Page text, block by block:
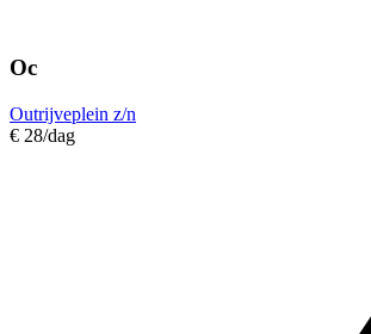
Oc
Outrijveplein z/n
€ 28/dag